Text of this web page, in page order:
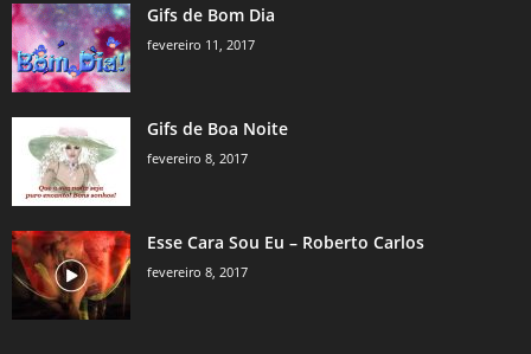
Gifs de Bom Dia
fevereiro 11, 2017
Gifs de Boa Noite
fevereiro 8, 2017
Esse Cara Sou Eu – Roberto Carlos
fevereiro 8, 2017